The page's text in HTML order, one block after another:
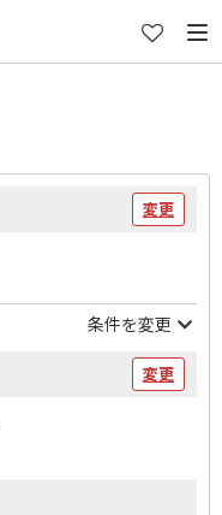
変更
条件を変更
変更